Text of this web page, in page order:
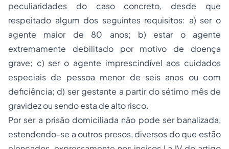
peculiaridades do caso concreto, desde que
respeitado algum dos seguintes requisitos: a) ser o
agente maior de 80 anos; b) estar o agente
extremamente debilitado por motivo de doença
grave; c) ser o agente imprescindível aos cuidados
especiais de pessoa menor de seis anos ou com
deficiência; d) ser gestante a partir do sétimo mês de
gravidez ou sendo esta de alto risco.
Por ser a prisão domiciliada não pode ser banalizada,
estendendo-se a outros presos, diversos do que estão